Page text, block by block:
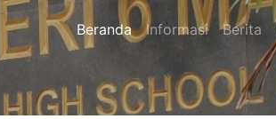
Beranda Informasi Berita